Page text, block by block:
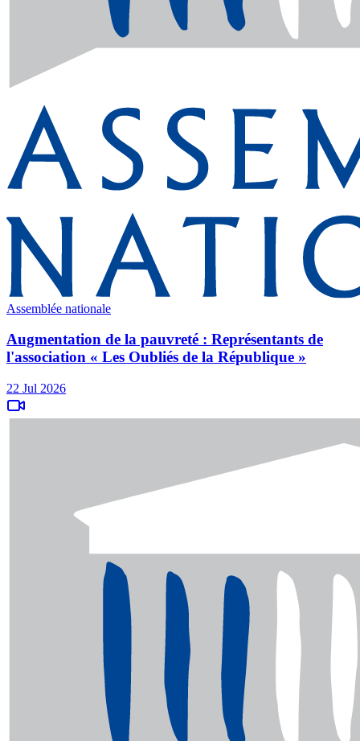
Assemblée nationale
Augmentation de la pauvreté : Représentants de
l'association « Les Oubliés de la République »
22 Jul 2026